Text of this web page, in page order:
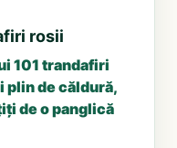
rosii
101 trandafiri
plin de căldură,
de o panglică